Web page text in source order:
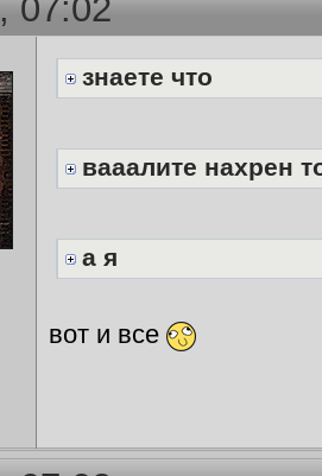
07:02
знаете что
вааалите нахрен
а я
вот и все